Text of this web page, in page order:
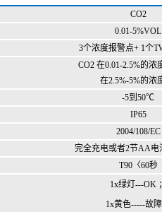
CO2
0.01-5%VOL
3个浓度报警点+ 1个
CO2 在0.01-2.5%的浓
在2.5%-5%的浓
-5到50℃
IP65
2004/108/EC
完全充电或者2节AA电
T90〈60秒
1x绿灯---OK
1x黄色-----故障